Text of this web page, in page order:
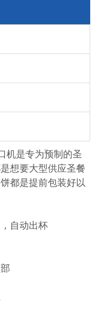
机是专为预制的圣
想要大型供应圣餐
都是提前包装好以
自动出杯